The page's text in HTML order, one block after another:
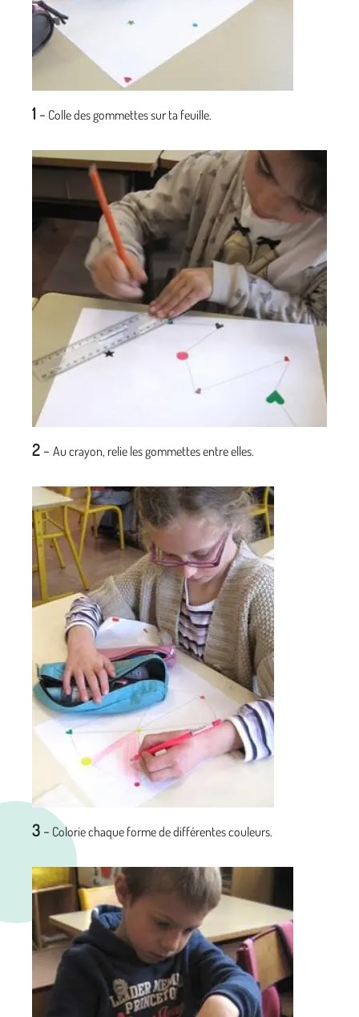
1- Colle des gommettes sur ta feuille.
2- Au crayon, relie les gommettes entre elles.
3- Colorie chaque forme de différentes couleurs.